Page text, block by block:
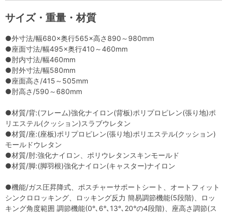
サイズ・重量・材質
●外寸法/幅680×奥行565×高さ890～980mm
●座面寸法/幅495×奥行410～460mm
●肘内寸法/幅460mm
●肘外寸法/幅580mm
●座面高さ/415～505mm
●肘高さ/590～680mm
●材質/背:(フレーム)強化ナイロン(背板)ポリプロピレン(張り地)ポ
リエステル(クッション)スラブウレタン
●材質/座:(座板)ポリプロピレン(張り地)ポリエステル(クッション)
モールドウレタン
●材質/肘:強化ナイロン、ポリウレタンスキンモールド
●材質/脚:(脚羽根)強化ナイロン(キャスター)ナイロン
●機能/ガス圧昇降式、ポスチャーサポートシート、オートフィット
シンクロロッキング、ロッキング反力 簡易調節機能(5段階)、ロッ
キング角度範囲 調節機能(0°､6°､13°､20°の4段階)、座高さ調節(ス